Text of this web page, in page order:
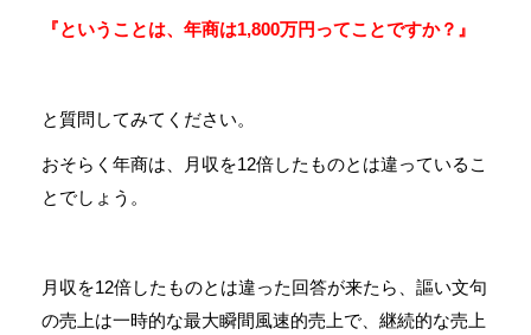
『ということは、年商は1,800万円ってことですか？』
と質問してみてください。
おそらく年商は、月収を12倍したものとは違っているこ
とでしょう。
月収を12倍したものとは違った回答が来たら、謳い文句
の売上は一時的な最大瞬間風速的売上で、継続的な売上